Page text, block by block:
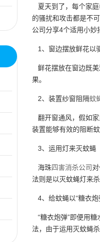
夏天到了，每个家
的骚扰和攻击都是不
公司分享4个适用小妙
1、窗边摆放鲜花以
鲜花摆放在窗边既美
果。
2、装置纱窗阻隔蚊
翻开窗通风，假如家
装置能够有效的阻断
3、运用灯来灭蚊蝇
海珠四害消杀公司
法则是以灭蚊蝇灯来
4、给蚊蝇以“糖衣炮
“糖衣炮弹”即便用
法，由于运用灭蚊蝇